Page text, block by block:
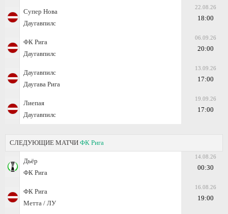
Супер Нова
Даугавпилс
22.08.26
18:00
ФК Рига
Даугавпилс
06.09.26
20:00
Даугавпилс
Даугава Рига
13.09.26
17:00
Лиепая
Даугавпилс
19.09.26
17:00
СЛЕДУЮЩИЕ МАТЧИ ФК Рига
Дьёр
ФК Рига
14.08.26
00:30
ФК Рига
Метта / ЛУ
16.08.26
19:00